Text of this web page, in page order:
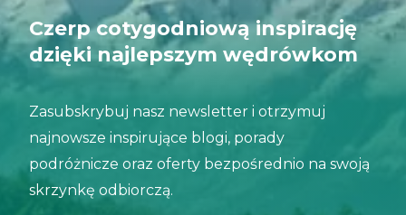
Czerp cotygodniową inspirację
dzięki najlepszym wędrówkom
Zasubskrybuj nasz newsletter i otrzymuj
najnowsze inspirujące blogi, porady
podróżnicze oraz oferty bezpośrednio na swoją
skrzynkę odbiorczą.